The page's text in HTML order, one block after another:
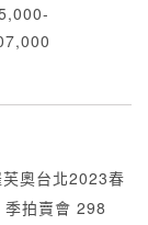
芙奧台北2023春
季拍賣會 298